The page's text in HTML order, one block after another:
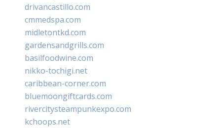
drivancastillo.com
cmmedspa.com
midletontkd.com
gardensandgrills.com
basilfoodwine.com
nikko-tochigi.net
caribbean-corner.com
bluemoongiftcards.com
rivercitysteampunkexpo.com
kchoops.net